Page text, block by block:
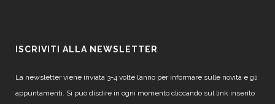
ISCRIVITI ALLA NEWSLETTER
La newsletter viene inviata 3-4 volte l’anno per informare sulle novità e gli
appuntamenti. Si può disdire in ogni momento cliccando sul link inserito